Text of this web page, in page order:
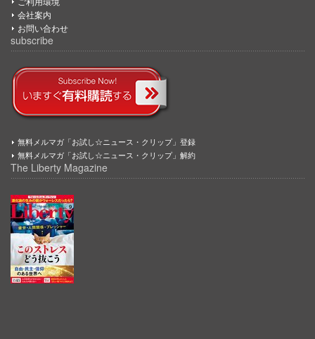
会社案内
お問い合わせ
subscribe
無料メルマガ「お試し☆ニュース・クリップ」登録
無料メルマガ「お試し☆ニュース・クリップ」解約
The Liberty Magazine